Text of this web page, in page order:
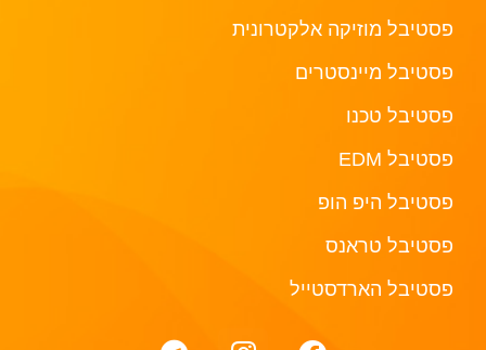
פסטיבל מוזיקה אלקטרונית
פסטיבל מיינסטרים
פסטיבל טכנו
פסטיבל EDM
פסטיבל היפ הופ
פסטיבל טראנס
פסטיבל הארדסטייל